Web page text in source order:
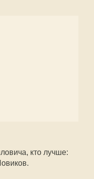
кто лучше: